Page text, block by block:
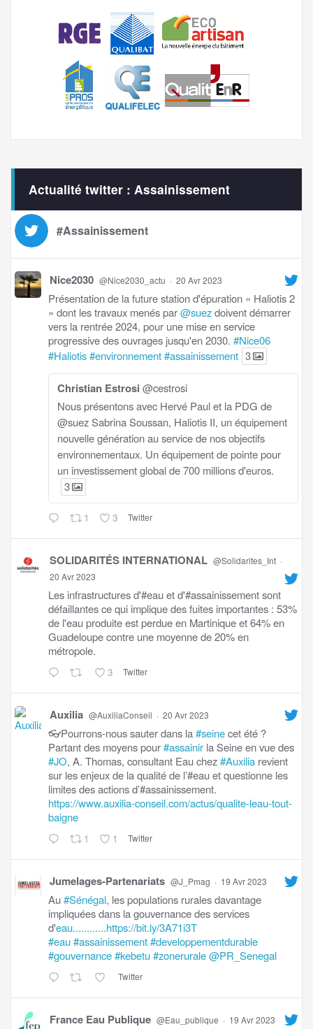
Actualité twitter : Assainissement
#Assainissement
Nice2030 @Nice2030_actu · 20 Avr 2023
Présentation de la future station d'épuration « Haliotis 2
» dont les travaux menés par@suezdoivent démarrer
vers la rentrée 2024, pour une mise en service
progressive des ouvrages jusqu'en 2030. #Nice06
#Haliotis#environnement#assainissement 3
Christian Estrosi @cestrosi
Nous présentons avec Hervé Paul et la PDG de
@suez Sabrina Soussan, Haliotis II, un équipement
nouvelle génération au service de nos objectifs
environnementaux. Un équipement de pointe pour
un investissement global de 700 millions d'euros.
3
1 3 Twitter
SOLIDARITÉS INTERNATIONAL @Solidarites_Int ·
20 Avr 2023
Les infrastructures d'#eau et d'#assainissement sont
défaillantes ce qui implique des fuites importantes : 53%
de l'eau produite est perdue en Martinique et 64% en
Guadeloupe contre une moyenne de 20% en
métropole.
3 Twitter
Auxilia @AuxiliaConseil · 20 Avr 2023
👓Pourrons-nous sauter dans la#seinecet été ?
Partant des moyens pour#assainir la Seine en vue des
#JO, A. Thomas, consultant Eau chez#Auxilia revient
sur les enjeux de la qualité de l’#eau et questionne les
limites des actions d’#assainissement.
https://www.auxilia-conseil.com/actus/qualite-leau-tout-
baigne
1 1 Twitter
Jumelages-Partenariats @J_Pmag · 19 Avr 2023
Au#Sénégal, les populations rurales davantage
impliquées dans la gouvernance des services
d'eau............https://bit.ly/3A71i3T
#eau#assainissement#developpementdurable
#gouvernance#kebetu#zonerurale@PR_Senegal
Twitter
France Eau Publique @Eau_publique · 19 Avr 2023